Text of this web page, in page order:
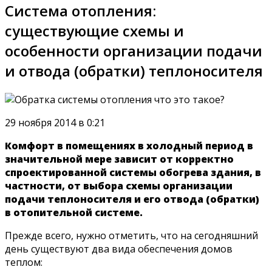
Система отопления:
существующие схемы и
особенности организации подачи
и отвода (обратки) теплоносителя
29 ноября 2014 в 0:21
Комфорт в помещениях в холодный период в
значительной мере зависит от корректно
спроектированной системы обогрева здания, в
частности, от выбора схемы организации
подачи теплоносителя и его отвода (обратки)
в отопительной системе.
Прежде всего, нужно отметить, что на сегодняшний
день существуют два вида обеспечения домов
теплом: